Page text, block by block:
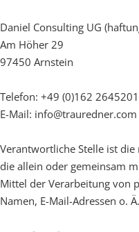
Daniel Consulting UG
Am Höher 29
97450 Arnstein
Telefon: +49 (0)162 2645201
E-Mail: info@trauredner.com
Verantwortliche Stelle ist
die allein oder gemeinsam
Mittel der Verarbeitung von
Namen, E-Mail-Adressen o.